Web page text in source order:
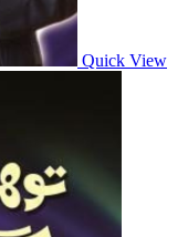
Quick View